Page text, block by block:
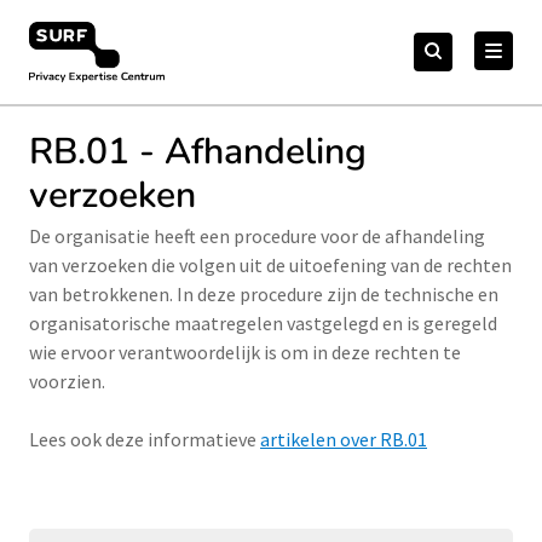
naar
content
Privacy Expertise Centrum
Zoeken
naar:Zoeken
RB.01 - Afhandeling
verzoeken
De organisatie heeft een procedure voor de afhandeling
van verzoeken die volgen uit de uitoefening van de rechten
van betrokkenen. In deze procedure zijn de technische en
organisatorische maatregelen vastgelegd en is geregeld
wie ervoor verantwoordelijk is om in deze rechten te
voorzien.
Lees ook deze informatieve artikelen over RB.01